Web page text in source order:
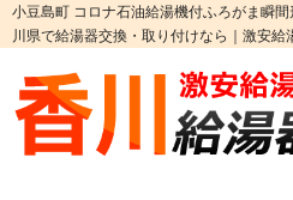
小豆島町 コロナ石油給湯機付ふろがま瞬
川県で給湯器交換・取り付けなら｜激安